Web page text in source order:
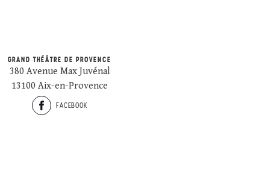
GRAND THÉÂTRE DE PROVENCE
380 Avenue Max Juvénal
13100 Aix-en-Provence
FACEBOOK